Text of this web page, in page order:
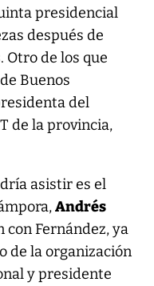
presidencial
después de
de los que
Buenos
del
de la provincia,
asistir es el
Andrés
Fernández, ya
de la organización
y presidente